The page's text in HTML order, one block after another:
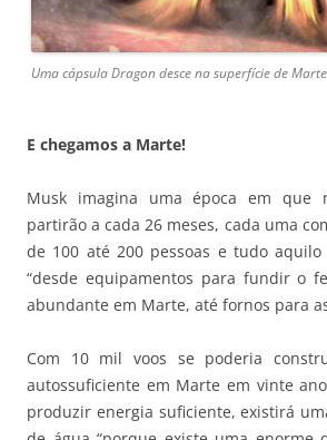
Uma cápsula Dragon desce na superfície de
E chegamos a Marte!
Musk imagina uma época em que
partirão a cada 26 meses, cada uma
de 100 até 200 pessoas e tudo
“desde equipamentos para fundir o
abundante em Marte, até fornos para
Com 10 mil voos se poderia
autossuficiente em Marte em vinte
produzir energia suficiente, existirá